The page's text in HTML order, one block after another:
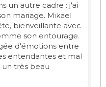
un autre cadre : j'ai
mariage. Mikael
bienveillante avec
son entourage.
d'émotions entre
entendantes et mal
très beau